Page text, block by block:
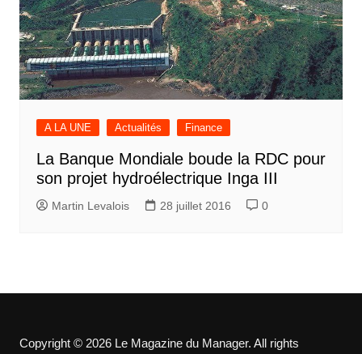
A LA UNE Actualités Finance
La Banque Mondiale boude la RDC pour
son projet hydroélectrique Inga III
Martin Levalois 28 juillet 2016 0
Copyright © 2026 Le Magazine du Manager. All rights